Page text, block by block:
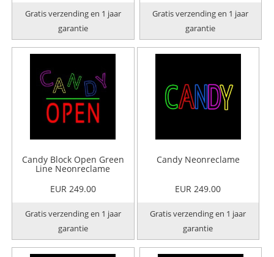
Gratis verzending en 1 jaar
garantie
Gratis verzending en 1 jaar
garantie
Candy Block Open Green
Line Neonreclame
EUR 249.00
Gratis verzending en 1 jaar
garantie
Candy Neonreclame
EUR 249.00
Gratis verzending en 1 jaar
garantie